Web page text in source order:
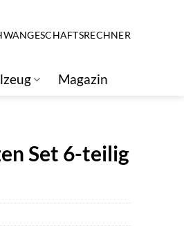
Magazin
Set 6-teilig